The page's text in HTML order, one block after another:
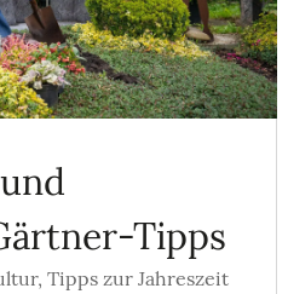
Tipps
, Tipps zur Jahreszeit